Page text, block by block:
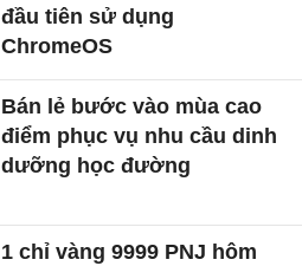
đầu tiên sử dụng
ChromeOS
Bán lẻ bước vào mùa cao
điểm phục vụ nhu cầu dinh
dưỡng học đường
1 chỉ vàng 9999 PNJ hôm